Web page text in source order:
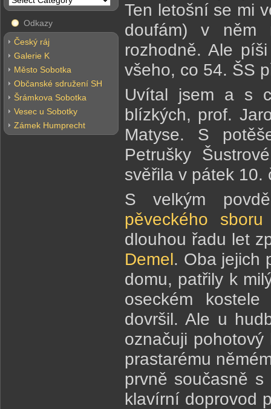
Odkazy
Český ráj
Galerie K
Město Sobotka
Občanské sdružení SH
Šrámkova Sobotka
Vesec u Sobotky
Zámek Humprecht
Ten letošní se mi
doufám) v něm
rozhodně. Ale
všeho, co 54. ŠS
Uvítal jsem a s
blízkých, prof.
Matyse. S
Petrušky
svěřila v pátek 10.
S velkým
pěveckého sboru
dlouhou řadu let
Demel. Oba jejich
domu, patřily k
oseckém
dovršil. Ale u
označuji
prastarému
prvně současně
klavírní doprovod